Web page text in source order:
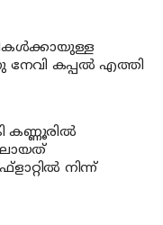
നേവി കപ്പല്‍ എത്തി
നിന്ന്